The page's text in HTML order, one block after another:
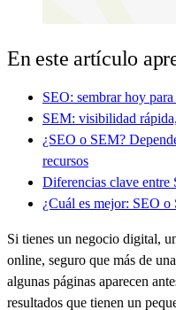
En este artículo
SEO: sembrar hoy
SEM: visibilidad
¿SEO o SEM?
recursos
Diferencias clave
¿Cuál es mejor: SEO o
Si tienes un negocio digital,
online, seguro que más de
algunas páginas aparecen
resultados que tienen un